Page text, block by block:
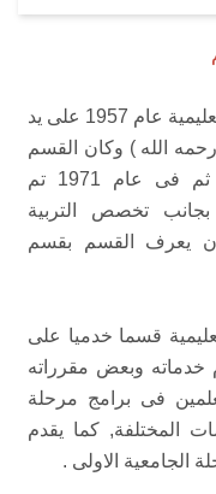
أنشى قسم التربية المقارنة والأدارة التعليمية عام 1957 على يد
الله ) وكان القسم
يومها يسمى قسم التربية المقارنة ثم فى عام 1971 تم
بجانب تخصص التربية
يعرف القسم بقسم
قسما خدميا على
خدماته وبعض مقرراته
فى برامج مرحلة
المختلفة, كما يقدم
الجامعية الاولى .